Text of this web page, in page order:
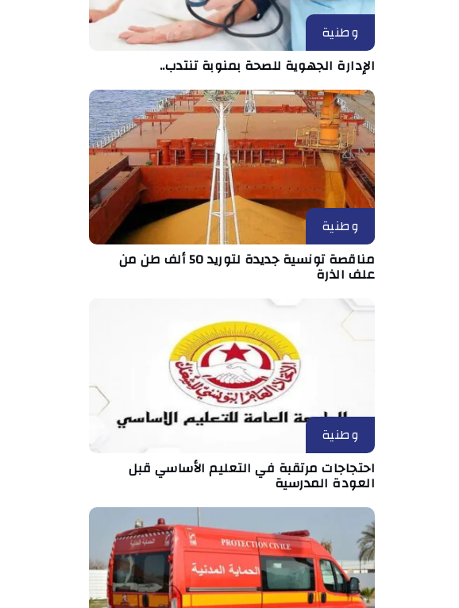
وطنية
الإدارة الجهوية للصحة بمنوبة تنتدب..
وطنية
مناقصة تونسية جديدة لتوريد 50 ألف طن من
علف الذرة
وطنية
احتجاجات مرتقبة في التعليم الأساسي قبل
العودة المدرسية